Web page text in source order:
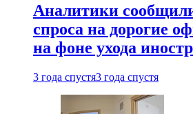
Аналитики
спроса на дорогие
на фоне ухода
3 года спустя3 года спустя